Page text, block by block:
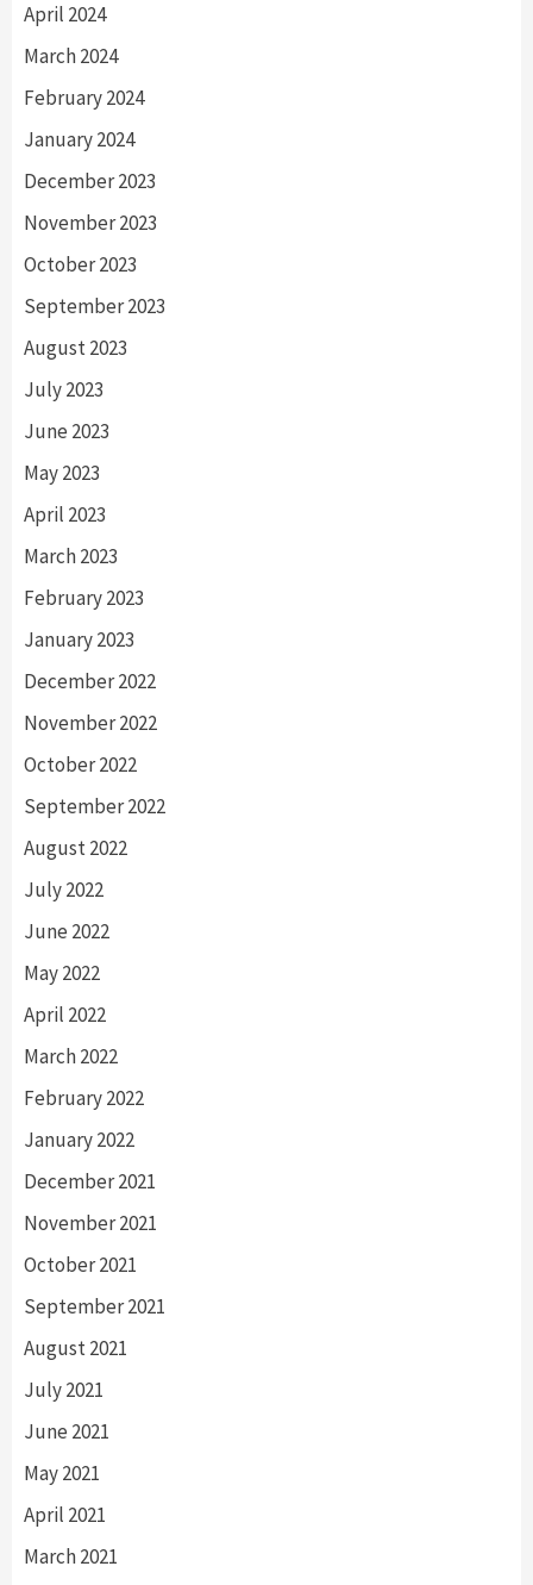
April 2024
March 2024
February 2024
January 2024
December 2023
November 2023
October 2023
September 2023
August 2023
July 2023
June 2023
May 2023
April 2023
March 2023
February 2023
January 2023
December 2022
November 2022
October 2022
September 2022
August 2022
July 2022
June 2022
May 2022
April 2022
March 2022
February 2022
January 2022
December 2021
November 2021
October 2021
September 2021
August 2021
July 2021
June 2021
May 2021
April 2021
March 2021